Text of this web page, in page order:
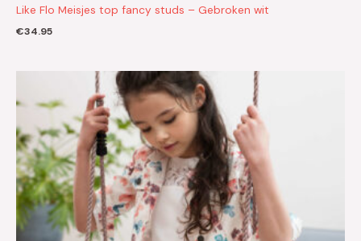
Like Flo Meisjes top fancy studs – Gebroken wit
€34.95